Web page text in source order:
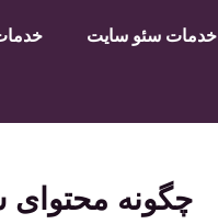
خدمات سئو سایت
چگونه محتوای